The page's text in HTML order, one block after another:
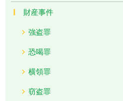
財産事件
強盗罪
恐喝罪
横領罪
窃盗罪